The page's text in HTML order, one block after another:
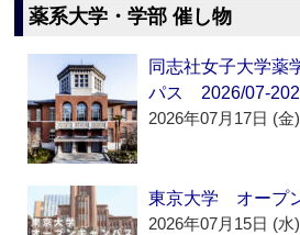
薬系大学・学部 催し物
同志社女子大学
パス 2026/07-
2026年07月17日 (金)
東京大学 オープ
2026年07月15日 (水)